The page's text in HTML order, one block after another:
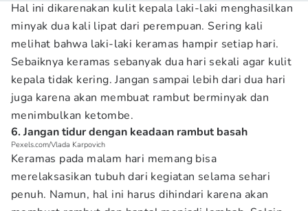
Hal ini dikarenakan kulit kepala laki-laki menghasilkan
minyak dua kali lipat dari perempuan. Sering kali
melihat bahwa laki-laki keramas hampir setiap hari.
Sebaiknya keramas sebanyak dua hari sekali agar kulit
kepala tidak kering. Jangan sampai lebih dari dua hari
juga karena akan membuat rambut berminyak dan
menimbulkan ketombe.
6. Jangan tidur dengan keadaan rambut basah
Pexels.com/Vlada Karpovich
Keramas pada malam hari memang bisa
merelaksasikan tubuh dari kegiatan selama sehari
penuh. Namun, hal ini harus dihindari karena akan